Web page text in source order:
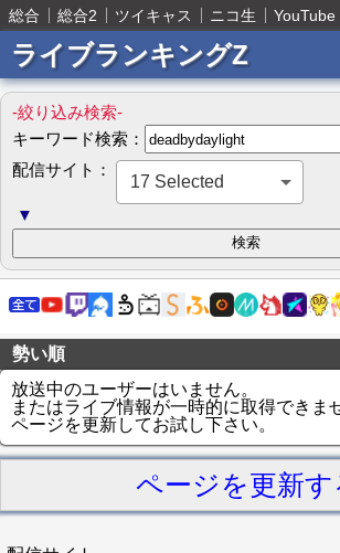
総合 総合2 ツイキャス ニコ生 YouTube
ライブランキングZ
-絞り込み検索-
キーワード検索：
配信サイト：
17 Selected
▼
勢い順
放送中のユーザーはいません。
またはライブ情報が一時的に取得できま
ページを更新してお試し下さい。
ページを更新す